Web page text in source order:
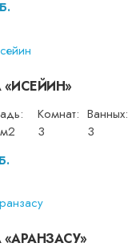
Комнат:
3
Ванных:
3